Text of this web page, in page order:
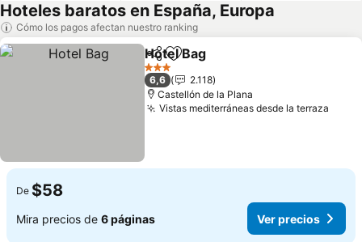
Hoteles baratos en España, Europa
Cómo los pagos afectan nuestro ranking
CompartirAgregar a favoritos
Hotel Bag
3 Estrellas
6,6
2.118
Castellón de la Plana
Vistas mediterráneas desde la terraza
De $58
Mira precios de 6 páginas Ver precios